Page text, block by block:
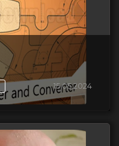
15.05.2024